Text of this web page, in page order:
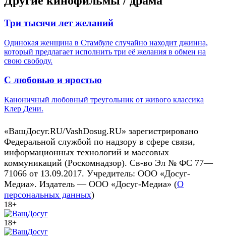
Три тысячи лет желаний
Одинокая женщина в Стамбуле случайно находит джинна,
который предлагает исполнить три её желания в обмен на
свою свободу.
С любовью и яростью
Каноничный любовный треугольник от живого классика
Клер Дени.
«ВашДосуг.RU/VashDosug.RU» зарегистрировано
Федеральной службой по надзору в сфере связи,
информационных технологий и массовых
коммуникаций (Роскомнадзор). Св-во Эл № ФС 77—
71066 от 13.09.2017. Учредитель: ООО «Досуг-
Медиа». Издатель — ООО «Досуг-Медиа» (О
персональных данных)
18+
18+